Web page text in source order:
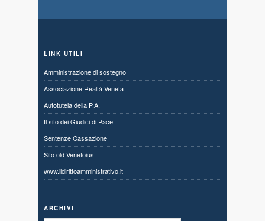
LINK UTILI
Amministrazione di sostegno
Associazione Realtà Veneta
Autotutela della P.A.
Il sito dei Giudici di Pace
Sentenze Cassazione
Sito old Venetoius
www.ildirittoamministrativo.it
ARCHIVI